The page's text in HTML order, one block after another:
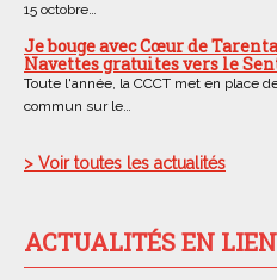
15 octobre…
Je bouge avec Cœur de
Navettes gratuites vers le
Toute l'année, la CCCT met en place
commun sur le…
> Voir toutes les actualités
ACTUALITÉS EN LIEN